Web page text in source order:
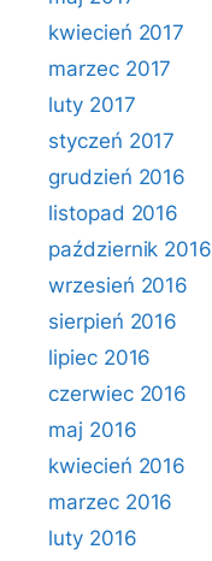
kwiecień 2017
marzec 2017
luty 2017
styczeń 2017
grudzień 2016
listopad 2016
październik 2016
wrzesień 2016
sierpień 2016
lipiec 2016
czerwiec 2016
maj 2016
kwiecień 2016
marzec 2016
luty 2016